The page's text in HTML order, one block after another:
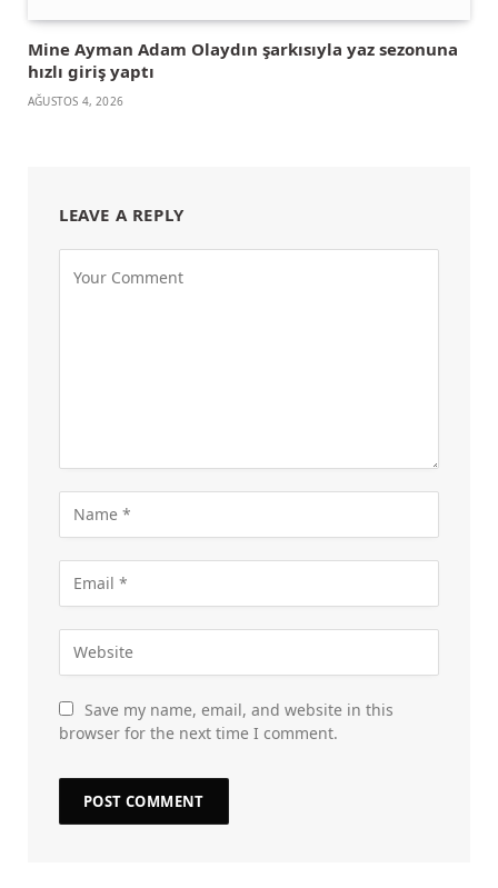
Mine Ayman Adam Olaydın şarkısıyla yaz sezonuna
hızlı giriş yaptı
AĞUSTOS 4, 2026
LEAVE A REPLY
Save my name, email, and website in this
browser for the next time I comment.